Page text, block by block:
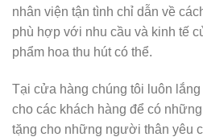
nhân viện tận tình chỉ dẫn về
phù hợp với nhu cầu và kinh tế
phẩm hoa thu hút có thể.
Tại cửa hàng chúng tôi luôn
cho các khách hàng để có
tặng cho những người thân yêu